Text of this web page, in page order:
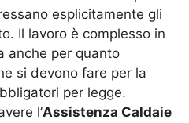
esplicitamente gli
Il lavoro è complesso in
anche per quanto
si devono fare per la
per legge.
l’Assistenza Caldaie